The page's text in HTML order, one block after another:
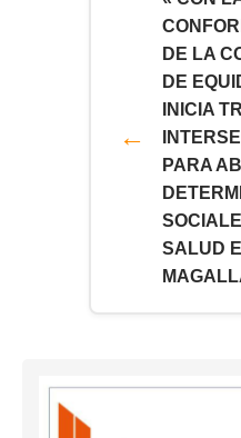
DE LA
DE
INICIA
PARA
SALUD